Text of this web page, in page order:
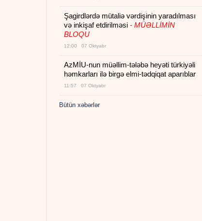
Şagirdlərdə mütaliə vərdişinin yaradılması
və inkişaf etdirilməsi - MÜƏLLİMİN
BLOQU
12:00 07 Oktyabr
AzMİU-nun müəllim-tələbə heyəti türkiyəli
həmkarları ilə birgə elmi-tədqiqat aparıblar
11:57 07 Oktyabr
Bütün xəbərlər